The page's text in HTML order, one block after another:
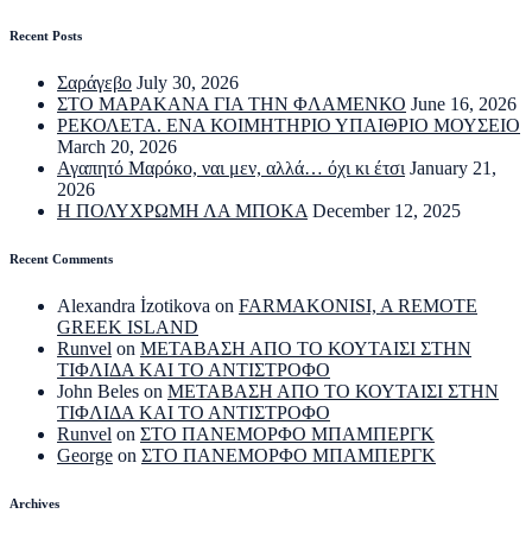
Recent Posts
Σαράγεβο July 30, 2026
ΣΤΟ ΜΑΡΑΚΑΝΑ ΓΙΑ ΤΗΝ ΦΛΑΜΕΝΚΟ June 16, 2026
ΡΕΚΟΛΕΤΑ. ΕΝΑ ΚΟΙΜΗΤΗΡΙΟ ΥΠΑΙΘΡΙΟ ΜΟΥΣΕΙΟ
March 20, 2026
Αγαπητό Μαρόκο, ναι μεν, αλλά… όχι κι έτσι January 21,
2026
Η ΠΟΛΥΧΡΩΜΗ ΛΑ ΜΠΟΚΑ December 12, 2025
Recent Comments
Alexandra İzotikova on FARMAKONISI, A REMOTE
GREEK ISLAND
Runvel on ΜΕΤΑΒΑΣΗ ΑΠΟ ΤΟ ΚΟΥΤΑΙΣΙ ΣΤΗΝ
ΤΙΦΛΙΔΑ ΚΑΙ ΤΟ ΑΝΤΙΣΤΡΟΦΟ
John Beles on ΜΕΤΑΒΑΣΗ ΑΠΟ ΤΟ ΚΟΥΤΑΙΣΙ ΣΤΗΝ
ΤΙΦΛΙΔΑ ΚΑΙ ΤΟ ΑΝΤΙΣΤΡΟΦΟ
Runvel on ΣΤΟ ΠΑΝΕΜΟΡΦΟ ΜΠΑΜΠΕΡΓΚ
George on ΣΤΟ ΠΑΝΕΜΟΡΦΟ ΜΠΑΜΠΕΡΓΚ
Archives